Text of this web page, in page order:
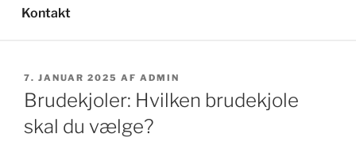
Kontakt
UDGIVET
DEN
7. JANUAR 2025 AF ADMIN
Brudekjoler: Hvilken brudekjole
skal du vælge?